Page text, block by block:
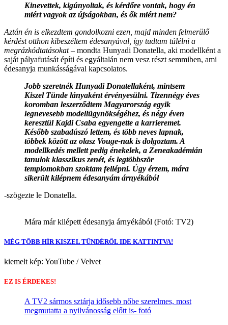
Kinevettek, kigúnyoltak, és kérdőre vontak, hogy én
miért vagyok az újságokban, és ők miért nem?
Aztán én is elkezdtem gondolkozni ezen, majd minden felmerülő
kérdést otthon kibeszéltem édesanyával, így tudtam túlélni a
megrázkódtatásokat– mondta Hunyadi Donatella, aki modellként a
saját pályafutását építi és egyáltalán nem vesz részt semmiben, ami
édesanyja munkásságával kapcsolatos.
Jobb szeretnék Hunyadi Donatellaként, mintsem
Kiszel Tünde lányaként érvényesülni. Tizennégy éves
koromban leszerződtem Magyarország egyik
legnevesebb modellügynökségéhez, és négy éven
keresztül Kajdi Csaba egyengette a karrieremet.
Később szabadúszó lettem, és több neves lapnak,
többek között az olasz Vouge-nak is dolgoztam. A
modellkedés mellett pedig énekelek, a Zeneakadémián
tanulok klasszikus zenét, és legtöbbször
templomokban szoktam fellépni. Úgy érzem, mára
sikerült kilépnem édesanyám árnyékából
-szögezte le Donatella.
Mára már kilépett édesanyja árnyékából (Fotó: TV2)
MÉG TÖBB HÍR KISZEL TÜNDÉRŐL IDE KATTINTVA!
kiemelt kép: YouTube / Velvet
EZ IS ÉRDEKES!
A TV2 sármos sztárja idősebb nőbe szerelmes, most
megmutatta a nyilvánosság előtt is- fotó